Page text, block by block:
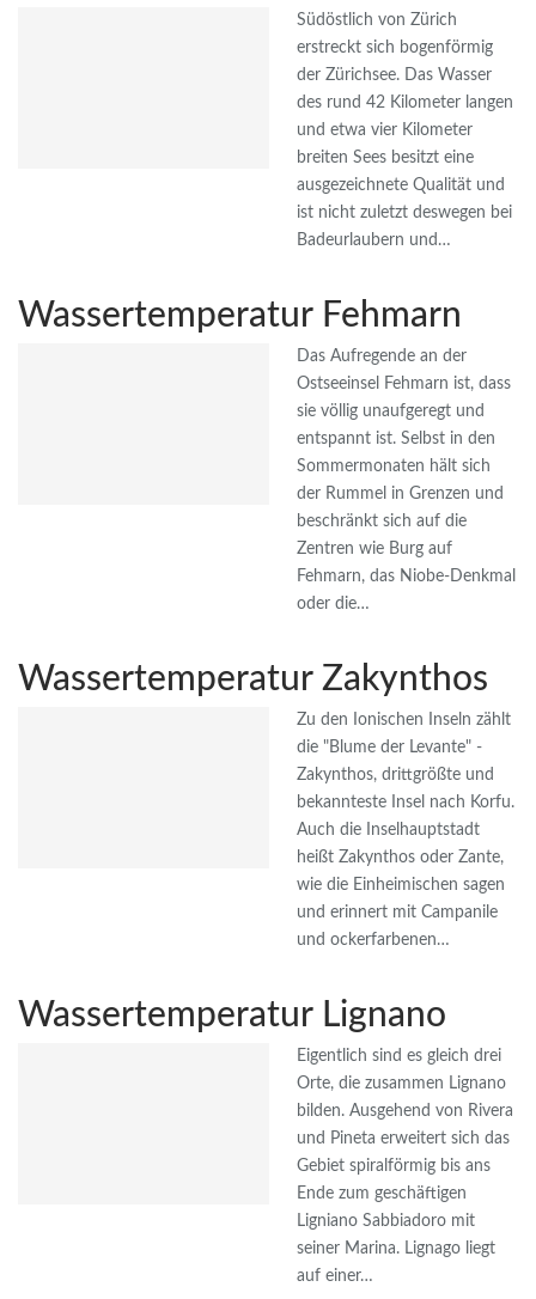
Südöstlich von Zürich
erstreckt sich bogenförmig
der Zürichsee. Das Wasser
des rund 42 Kilometer langen
und etwa vier Kilometer
breiten Sees besitzt eine
ausgezeichnete Qualität und
ist nicht zuletzt deswegen bei
Badeurlaubern und…
Wassertemperatur Fehmarn
Das Aufregende an der
Ostseeinsel Fehmarn ist, dass
sie völlig unaufgeregt und
entspannt ist. Selbst in den
Sommermonaten hält sich
der Rummel in Grenzen und
beschränkt sich auf die
Zentren wie Burg auf
Fehmarn, das Niobe-Denkmal
oder die…
Wassertemperatur Zakynthos
Zu den Ionischen Inseln zählt
die "Blume der Levante" -
Zakynthos, drittgrößte und
bekannteste Insel nach Korfu.
Auch die Inselhauptstadt
heißt Zakynthos oder Zante,
wie die Einheimischen sagen
und erinnert mit Campanile
und ockerfarbenen…
Wassertemperatur Lignano
Eigentlich sind es gleich drei
Orte, die zusammen Lignano
bilden. Ausgehend von Rivera
und Pineta erweitert sich das
Gebiet spiralförmig bis ans
Ende zum geschäftigen
Ligniano Sabbiadoro mit
seiner Marina. Lignago liegt
auf einer…